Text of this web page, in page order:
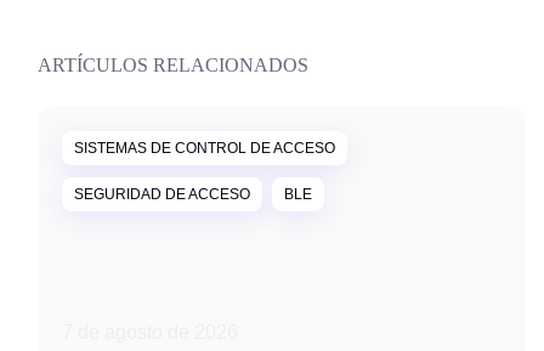
ARTÍCULOS RELACIONADOS
SISTEMAS DE CONTROL DE ACCESO
SEGURIDAD DE ACCESO BLE